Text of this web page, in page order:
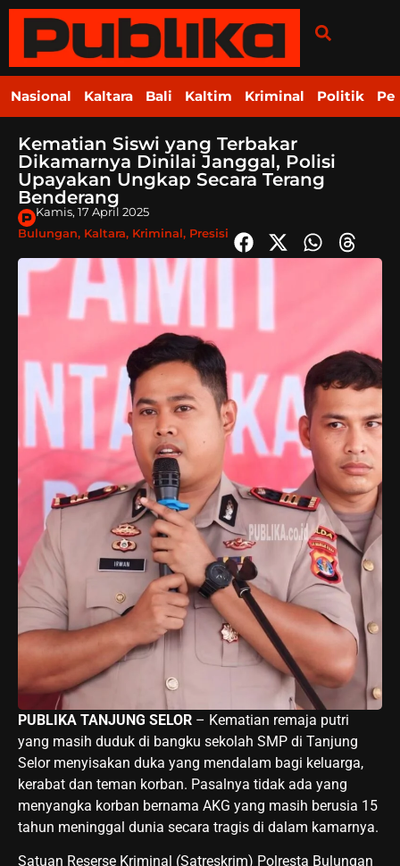
Nasional Kaltara Bali Kaltim Kriminal Politik
Kematian Siswi yang Terbakar
Dikamarnya Dinilai Janggal, Polisi
Upayakan Ungkap Secara Terang
Benderang
Kamis, 17 April 2025
Bulungan, Kaltara, Kriminal, Presisi
PUBLIKA TANJUNG SELOR – Kematian remaja putri
yang masih duduk di bangku sekolah SMP di Tanjung
Selor menyisakan duka yang mendalam bagi keluarga,
kerabat dan teman korban. Pasalnya tidak ada yang
menyangka korban bernama AKG yang masih berusia 15
tahun meninggal dunia secara tragis di dalam kamarnya.
Satuan Reserse Kriminal (Satreskrim) Polresta Bulungan